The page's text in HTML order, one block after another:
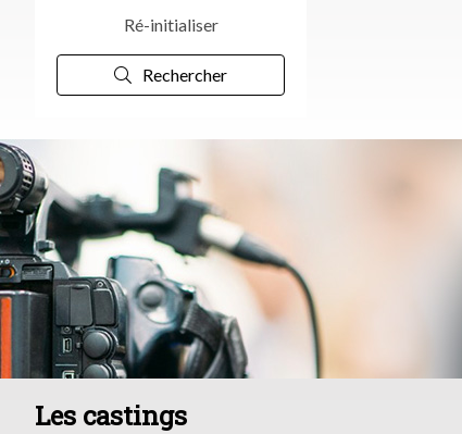
Ré-initialiser
Rechercher
Les castings